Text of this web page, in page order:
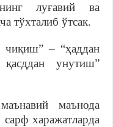
луғавий ва
тўхталиб ўтсак.
чиқиш” – “ҳаддан
унутиш”
маънода
харажатларда